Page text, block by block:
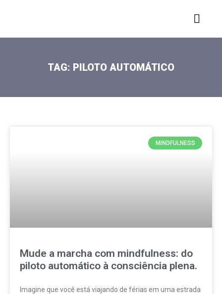
TAG: PILOTO AUTOMÁTICO
MINDFULNESS
Mude a marcha com ​mindfulness​: do
piloto automático à consciência plena.
Imagine que você está viajando de férias em uma estrada